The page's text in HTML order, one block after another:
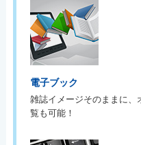
電子ブック
雑誌イメージそのままに、
覧も可能！